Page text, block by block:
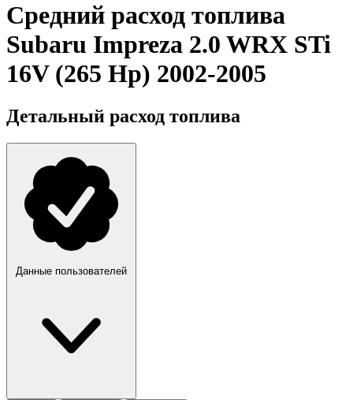
Средний расход топлива
Subaru Impreza 2.0 WRX STi
16V (265 Hp) 2002-2005
Детальный расход топлива
Данные пользователей